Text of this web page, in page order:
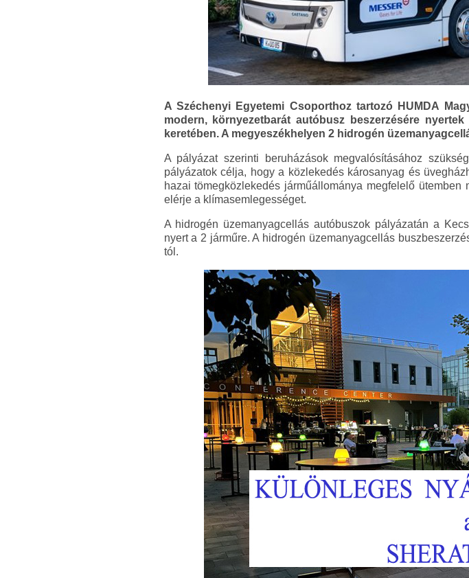
A Széchenyi Egyetemi Csoporthoz tartozó HUMDA
modern, környezetbarát autóbusz beszerzésére
keretében. A megyeszékhelyen 2 hidrogén
A pályázat szerinti beruházások megvalósításához
pályázatok célja, hogy a közlekedés károsanyag és
hazai tömegközlekedés járműállománya megfelelő
elérje a klímasemlegességet.
A hidrogén üzemanyagcellás autóbuszok pályázatán a
nyert a 2 járműre. A hidrogén üzemanyagcellás
tól.